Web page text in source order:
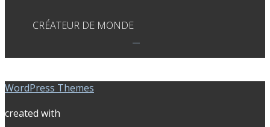
CRÉATEUR DE MONDE
WordPress Themes
created with